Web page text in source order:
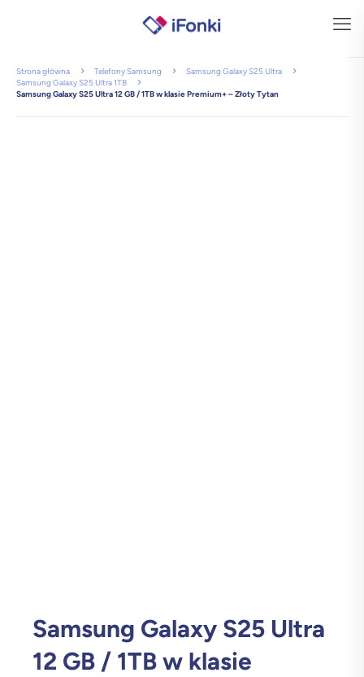
Strona główna Telefony Samsung
Samsung Galaxy S25 Ultra
Samsung Galaxy S25 Ultra 1TB
Samsung Galaxy S25 Ultra 12 GB / 1TB w klasie Premium+ – Złoty Tytan
Samsung Galaxy S25 Ultra
12 GB / 1TB w klasie